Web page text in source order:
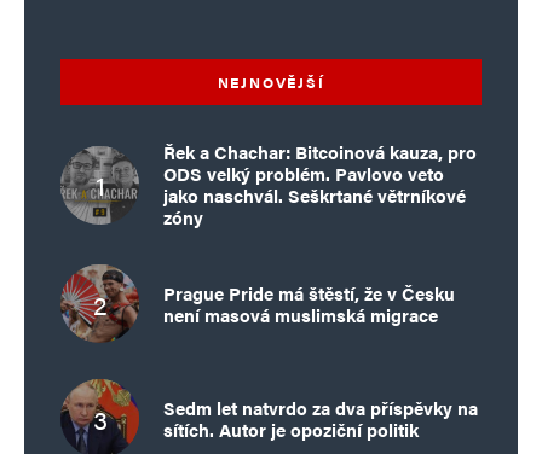
NEJNOVĚJŠÍ
Řek a Chachar: Bitcoinová kauza, pro
ODS velký problém. Pavlovo veto
jako naschvál. Seškrtané větrníkové
zóny
Prague Pride má štěstí, že v Česku
není masová muslimská migrace
Sedm let natvrdo za dva příspěvky na
sítích. Autor je opoziční politik